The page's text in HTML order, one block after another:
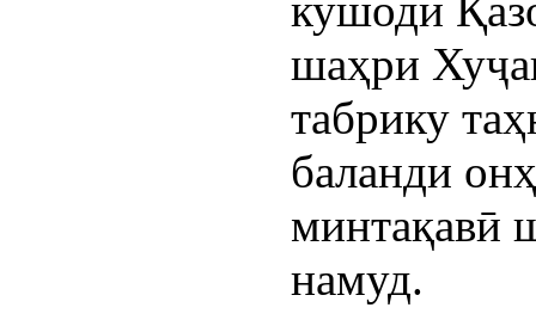
шаҳри
табрику
баланди
минтақавӣ
намуд.